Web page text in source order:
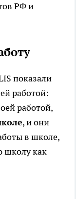
РФ и
показали
работой:
работой,
, и они
в школе,
школу как